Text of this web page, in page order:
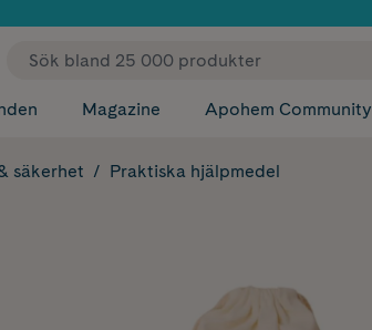
✓ Fri frakt
Magazine Apohem Community
säkerhet Praktiska hjälpmedel